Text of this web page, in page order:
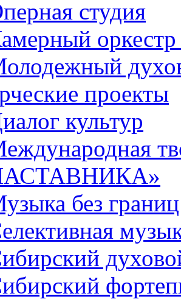
студия
оркестр
проекты
культур
без границ